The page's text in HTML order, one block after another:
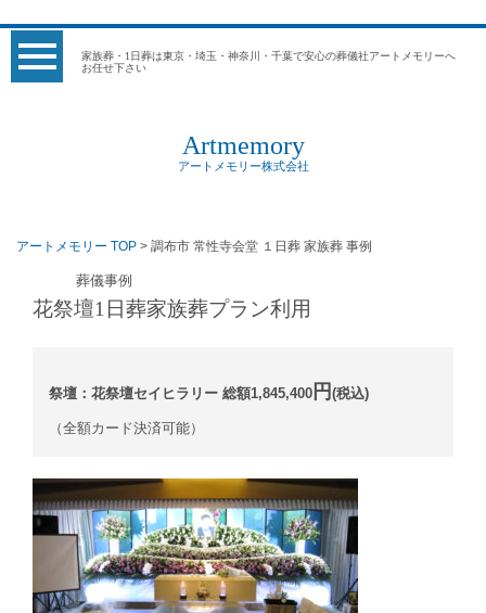
家族葬・1日葬は東京・埼玉・神奈川・千葉で安心の葬儀社アートメモリーへ
お任せ下さい
Artmemory
アートメモリー株式会社
アートメモリー TOP > 調布市 常性寺会堂 １日葬 家族葬 事例
葬儀事例
花祭壇1日葬家族葬プラン利用
祭壇：花祭壇セイヒラリー 総額1,845,400 円 (税込)
（全額カード決済可能）